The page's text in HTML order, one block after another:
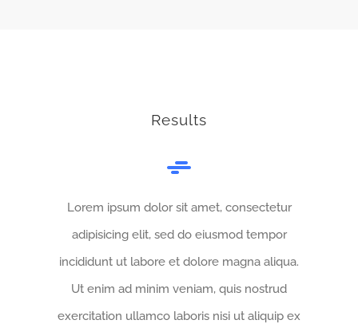
Results
Lorem ipsum dolor sit amet, consectetur
adipisicing elit, sed do eiusmod tempor
incididunt ut labore et dolore magna aliqua.
Ut enim ad minim veniam, quis nostrud
exercitation ullamco laboris nisi ut aliquip ex